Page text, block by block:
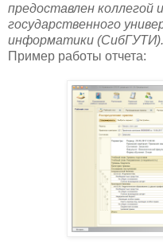
предоставлен коллегой
государственного
информатики (СибГУТИ).
Пример работы отчета: